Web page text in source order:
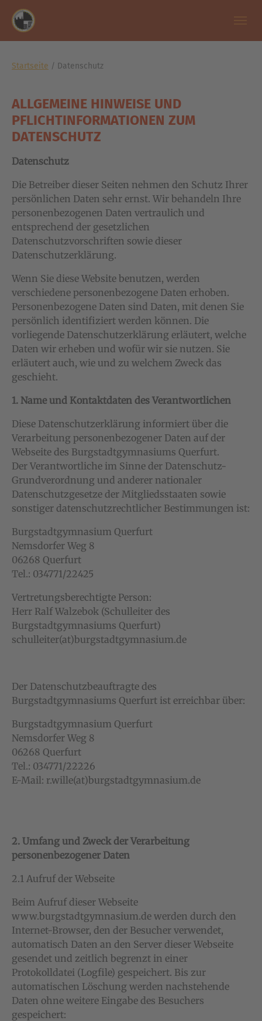
Zum Hauptinhalt springen
Skip to page footer
Sie sind hier:
Startseite Datenschutz
ALLGEMEINE HINWEISE UND
PFLICHTINFORMATIONEN ZUM
DATENSCHUTZ
Datenschutz
Die Betreiber dieser Seiten nehmen den Schutz Ihrer
persönlichen Daten sehr ernst. Wir behandeln Ihre
personenbezogenen Daten vertraulich und
entsprechend der gesetzlichen
Datenschutzvorschriften sowie dieser
Datenschutzerklärung.
Wenn Sie diese Website benutzen, werden
verschiedene personenbezogene Daten erhoben.
Personenbezogene Daten sind Daten, mit denen Sie
persönlich identifiziert werden können. Die
vorliegende Datenschutzerklärung erläutert, welche
Daten wir erheben und wofür wir sie nutzen. Sie
erläutert auch, wie und zu welchem Zweck das
geschieht.
1. Name und Kontaktdaten des Verantwortlichen
Diese Datenschutzerklärung informiert über die
Verarbeitung personenbezogener Daten auf der
Webseite des Burgstadtgymnasiums Querfurt.
Der Verantwortliche im Sinne der Datenschutz-
Grundverordnung und anderer nationaler
Datenschutzgesetze der Mitgliedsstaaten sowie
sonstiger datenschutzrechtlicher Bestimmungen ist:
Burgstadtgymnasium Querfurt
Nemsdorfer Weg 8
06268 Querfurt
Tel.: 034771/22425
Vertretungsberechtigte Person:
Herr Ralf Walzebok (Schulleiter des
Burgstadtgymnasiums Querfurt)
schulleiter(at)burgstadtgymnasium.de
Der Datenschutzbeauftragte des
Burgstadtgymnasiums Querfurt ist erreichbar über:
Burgstadtgymnasium Querfurt
Nemsdorfer Weg 8
06268 Querfurt
Tel.: 034771/22226
E-Mail: r.wille(at)burgstadtgymnasium.de
2. Umfang und Zweck der Verarbeitung
personenbezogener Daten
2.1 Aufruf der Webseite
Beim Aufruf dieser Webseite
www.burgstadtgymnasium.de werden durch den
Internet-Browser, den der Besucher verwendet,
automatisch Daten an den Server dieser Webseite
gesendet und zeitlich begrenzt in einer
Protokolldatei (Logfile) gespeichert. Bis zur
automatischen Löschung werden nachstehende
Daten ohne weitere Eingabe des Besuchers
gespeichert: